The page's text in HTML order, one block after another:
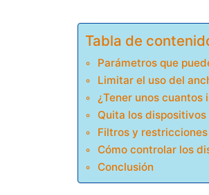
Tabla de
Parámetros que
Limitar el uso del
¿Tener unos
Quita los
Filtros y restricciones
Cómo controlar los
Conclusión